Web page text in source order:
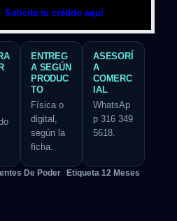
Solicita tu crédito aquí
ENTREG
A SEGÚN
PRODUC
TO
Física o
digital,
según la
ficha.
ASESORÍ
A
COMERC
IAL
WhatsAp
p 316 349
5618.
De Poder Etiqueta 12 Meses